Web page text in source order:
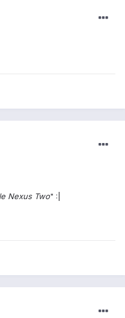
Nexus Two" :|